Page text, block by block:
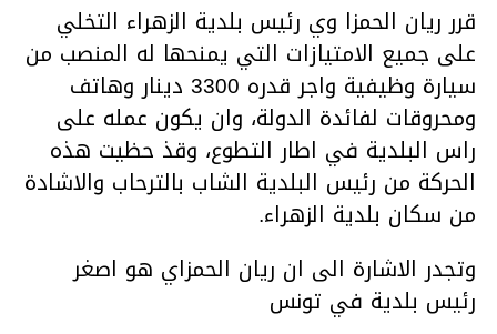
قرر ريان الحمزا وي رئيس بلدية الزهراء التخلي
على جميع الامتيازات التي يمنحها له المنصب من
سيارة وظيفية واجر قدره 3300 دينار وهاتف
ومحروقات لفائدة الدولة، وان يكون عمله على
راس البلدية في اطار التطوع، وقذ حظيت هذه
الحركة من رئيس البلدية الشاب بالترحاب والاشادة
من سكان بلدية الزهراء.
وتجدر الاشارة الى ان ريان الحمزاي هو اصغر
رئيس بلدية في تونس